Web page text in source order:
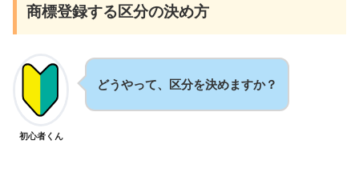
商標登録する区分の決め方
初心者くん
どうやって、区分を決めますか？